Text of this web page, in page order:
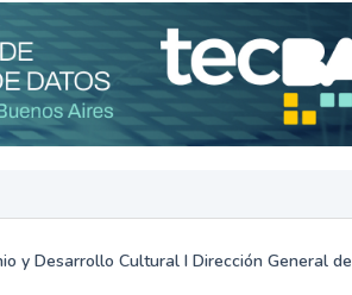
y Desarrollo Cultural I Dirección General de